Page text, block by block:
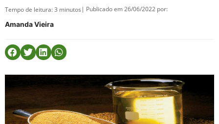
Tempo de leitura:3 minutos | Publicado em 26/06/2022 por:
Amanda Vieira